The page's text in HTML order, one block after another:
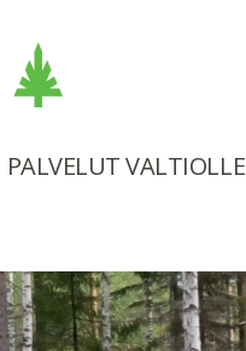
alavalikko
PALVELUT VALTIOLLE